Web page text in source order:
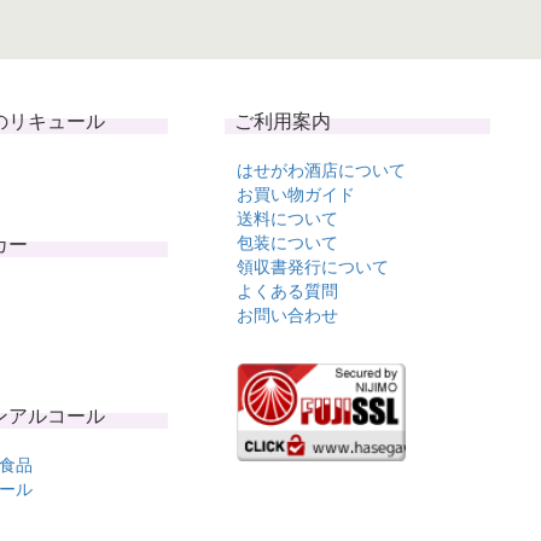
リキュール
ー
アルコール
品
ル
ご利用案内
はせがわ酒店について
お買い物ガイド
送料について
包装について
領収書発行について
よくある質問
お問い合わせ